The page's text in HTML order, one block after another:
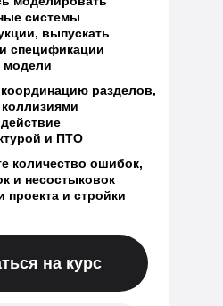
количество ошибок,
и несостыковок
проекта и стройки
разделов,
и ПТО
системы
выпускать
спецификации
модели
на курс